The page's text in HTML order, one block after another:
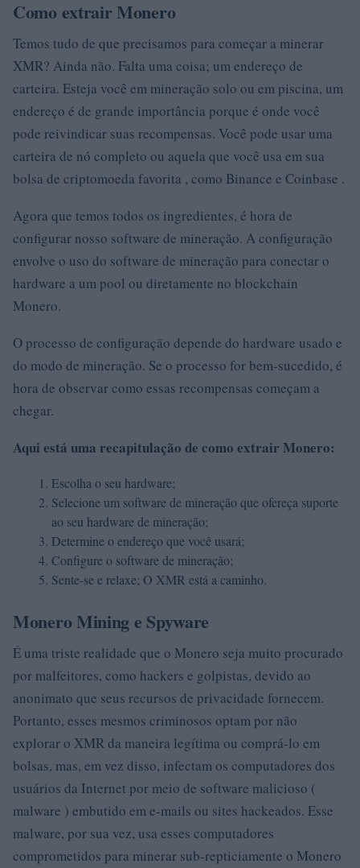
Como extrair Monero
Temos tudo de que precisamos para começar a minerar
XMR? Ainda não. Falta uma coisa; um endereço de
carteira. Esteja você em mineração solo ou em piscina, um
endereço é de grande importância porque é onde você
pode reivindicar suas recompensas. Você pode usar uma
carteira de nó completo ou aquela que você usa em sua
bolsa de criptomoeda favorita , como Binance e Coinbase .
Agora que temos todos os ingredientes, é hora de
configurar nosso software de mineração. A configuração
envolve o uso do software de mineração para conectar o
hardware a um pool ou diretamente no blockchain
Monero.
O processo de configuração depende do hardware usado e
do modo de mineração. Se o processo for bem-sucedido, é
hora de observar como essas recompensas começam a
chegar.
Aqui está uma recapitulação de como extrair Monero:
Escolha o seu hardware;
Selecione um software de mineração que ofereça suporte
ao seu hardware de mineração;
Determine o endereço que você usará;
Configure o software de mineração;
Sente-se e relaxe; O XMR está a caminho.
Monero Mining e Spyware
É uma triste realidade que o Monero seja muito procurado
por malfeitores, como hackers e golpistas, devido ao
anonimato que seus recursos de privacidade fornecem.
Portanto, esses mesmos criminosos optam por não
explorar o XMR da maneira legítima ou comprá-lo em
bolsas, mas, em vez disso, infectam os computadores dos
usuários da Internet por meio de software malicioso (
malware ) embutido em e-mails ou sites hackeados. Esse
malware, por sua vez, usa esses computadores
comprometidos para minerar sub-repticiamente o Monero